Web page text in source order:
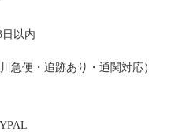
日以内
急便・追跡あり・通関対応）